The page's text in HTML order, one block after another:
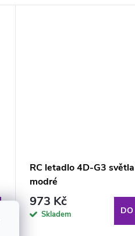
RC letadlo 4D-G3
modré
973 Kč
Skladem